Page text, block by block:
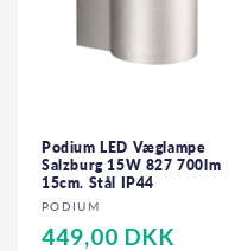
Podium LED Væglampe
Salzburg 15W 827 700lm
15cm. Stål IP44
Forhandler:
PODIUM
Normalpris
449,00 DKK